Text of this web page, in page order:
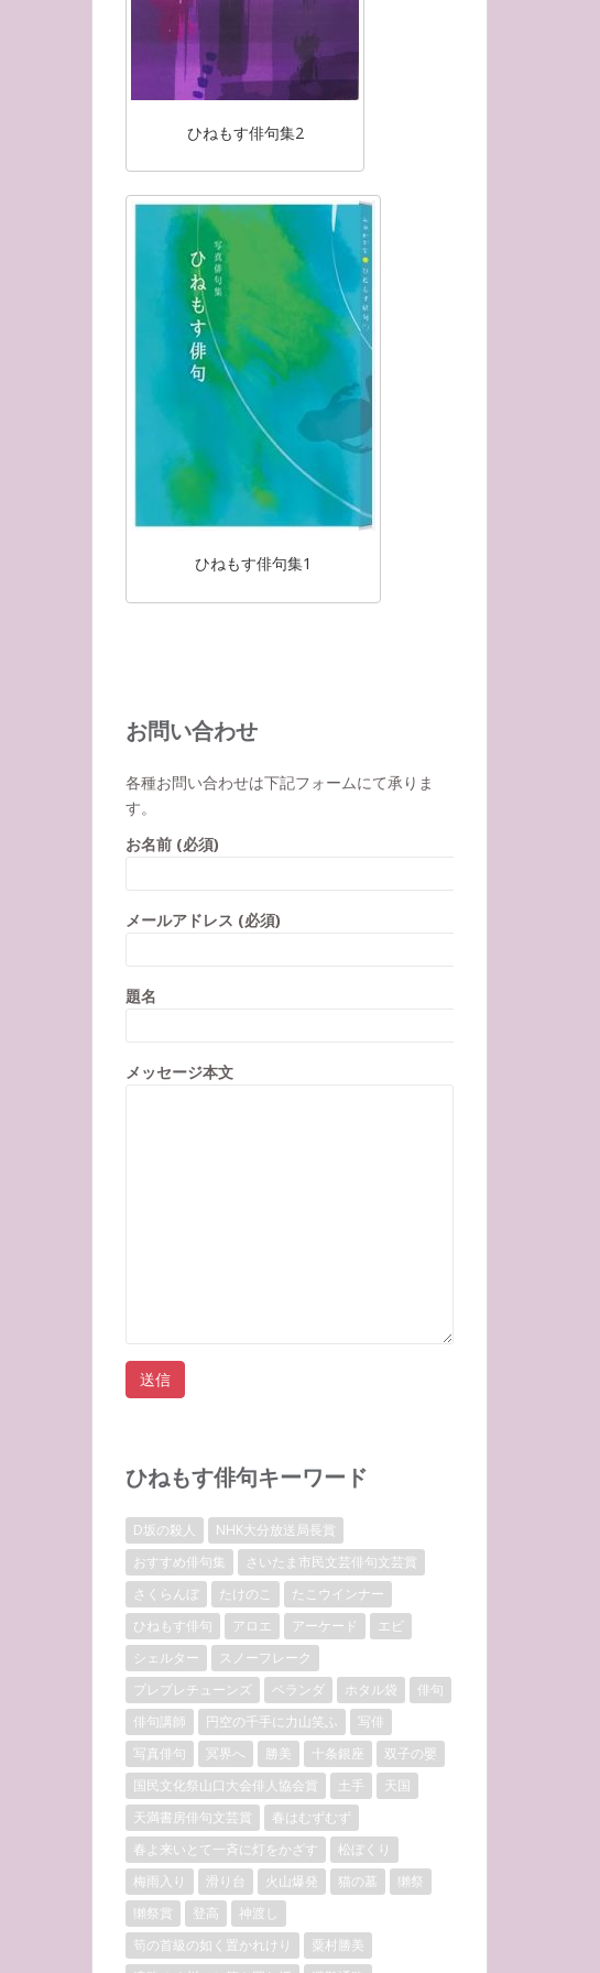
ひねもす俳句集2
ひねもす俳句集1
お問い合わせ
各種お問い合わせは下記フォームにて承りま
す。
お名前 (必須)
メールアドレス (必須)
題名
メッセージ本文
ひねもす俳句キーワード
D坂の殺人
NHK大分放送局長賞
おすすめ俳句集
さいたま市民文芸俳句文芸賞
さくらんぼ
たけのこ
たこウインナー
ひねもす俳句
アロエ アーケード
エビ
シェルター
スノーフレーク
プレプレチューンズ
ベランダ ホタル袋
俳句
俳句講師
円空の千手に力山笑ふ
写俳
写真俳句
冥界へ 勝美 十条銀座
双子の嬰
国民文化祭山口大会俳人協会賞
土手
天国
天満書房俳句文芸賞
春はむずむず
春よ来いとて一斉に灯をかざす
松ぼくり
梅雨入り
滑り台 火山爆発 猫の墓
獺祭
獺祭賞
登高
神渡し
筍の首級の如く置かれけり
粟村勝美